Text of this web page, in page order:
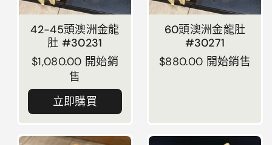
42-45頭澳洲金龍
肚 #30231
正常價格
$1,080.00 開始銷
售
立即購買
60頭澳洲金龍肚
#30271
正常價格
$880.00 開始銷售